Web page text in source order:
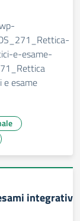
e-esame-
e esame
integrativi